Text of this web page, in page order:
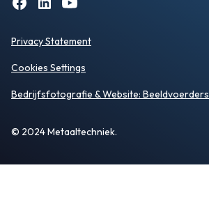
© 2024 Metaaltechniek.
Privacy Statement
Cookies Settings
Bedrijfsfotografie & Website: Beeldvoerders